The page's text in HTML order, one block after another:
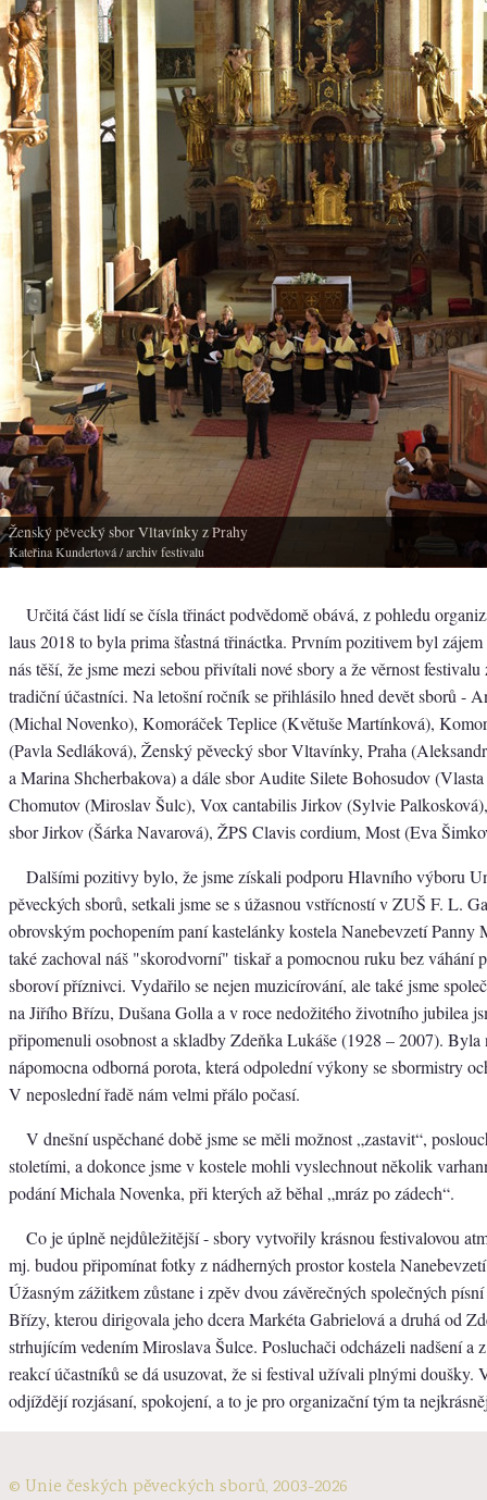
Ženský pěvecký sbor Vltavínky z Prahy
Kateřina Kundertová/ archiv festivalu
Určitá část lidí se čísla třináct podvědomě obává, z pohledu
laus 2018 to byla prima šťastná třináctka. Prvním pozitivem byl
nás těší, že jsme mezi sebou přivítali nové sbory a že věrnost
tradiční účastníci. Na letošní ročník se přihlásilo hned devět sborů -
(Michal Novenko), Komoráček Teplice (Květuše Martínková),
(Pavla Sedláková), Ženský pěvecký sbor Vltavínky, Praha
a Marina Shcherbakova) a dále sbor Audite Silete Bohosudov
Chomutov (Miroslav Šulc), Vox cantabilis Jirkov (Sylvie
sbor Jirkov (Šárka Navarová), ŽPS Clavis cordium, Most (Eva
Dalšími pozitivy bylo, že jsme získali podporu Hlavního výboru
pěveckých sborů, setkali jsme se s úžasnou vstřícností v ZUŠ F. L.
obrovským pochopením paní kastelánky kostela Nanebevzetí Panny
také zachoval náš "skorodvorní" tiskař a pomocnou ruku bez váhání
sboroví příznivci. Vydařilo se nejen muzicírování, ale také jsme
na Jiřího Břízu, Dušana Golla a v roce nedožitého životního jubilea
připomenuli osobnost a skladby Zdeňka Lukáše (1928 – 2007). Byla
nápomocna odborná porota, která odpolední výkony se sbormistry
V neposlední řadě nám velmi přálo počasí.
V dnešní uspěchané době jsme se měli možnost „zastavit“,
stoletími, a dokonce jsme v kostele mohli vyslechnout několik
podání Michala Novenka, při kterých až běhal „mráz po zádech“.
Co je úplně nejdůležitější - sbory vytvořily krásnou festivalovou
mj. budou připomínat fotky z nádherných prostor kostela
Úžasným zážitkem zůstane i zpěv dvou závěrečných společných
Břízy, kterou dirigovala jeho dcera Markéta Gabrielová a druhá od
strhujícím vedením Miroslava Šulce. Posluchači odcházeli nadšení a
reakcí účastníků se dá usuzovat, že si festival užívali plnými doušky.
odjíždějí rozjásaní, spokojení, a to je pro organizační tým ta
© Unie českých pěveckých sborů, 2003-2026